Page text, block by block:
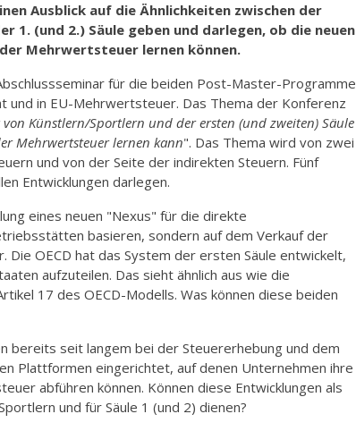
Ausblick auf die Ähnlichkeiten zwischen der
1. (und 2.) Säule geben und darlegen, ob die neuen
Mehrwertsteuer lernen können.
für die beiden Post-Master-Programme
und in EU-Mehrwertsteuer. Das Thema der Konferenz
Künstlern/Sportlern und der ersten (und zweiten) Säule
Mehrwertsteuer lernen kann". Das Thema wird von zwei
und von der Seite der indirekten Steuern. Fünf
Entwicklungen darlegen.
eines neuen "Nexus" für die direkte
basieren, sondern auf dem Verkauf der
OECD hat das System der ersten Säule entwickelt,
aufzuteilen. Das sieht ähnlich aus wie die
17 des OECD-Modells. Was können diese beiden
seit langem bei der Steuererhebung und dem
Plattformen eingerichtet, auf denen Unternehmen ihre
abführen können. Können diese Entwicklungen als
und für Säule 1 (und 2) dienen?